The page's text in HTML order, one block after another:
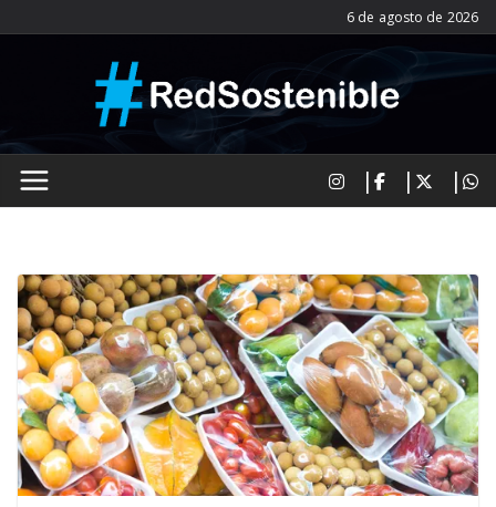
al
6 de agosto de 2026